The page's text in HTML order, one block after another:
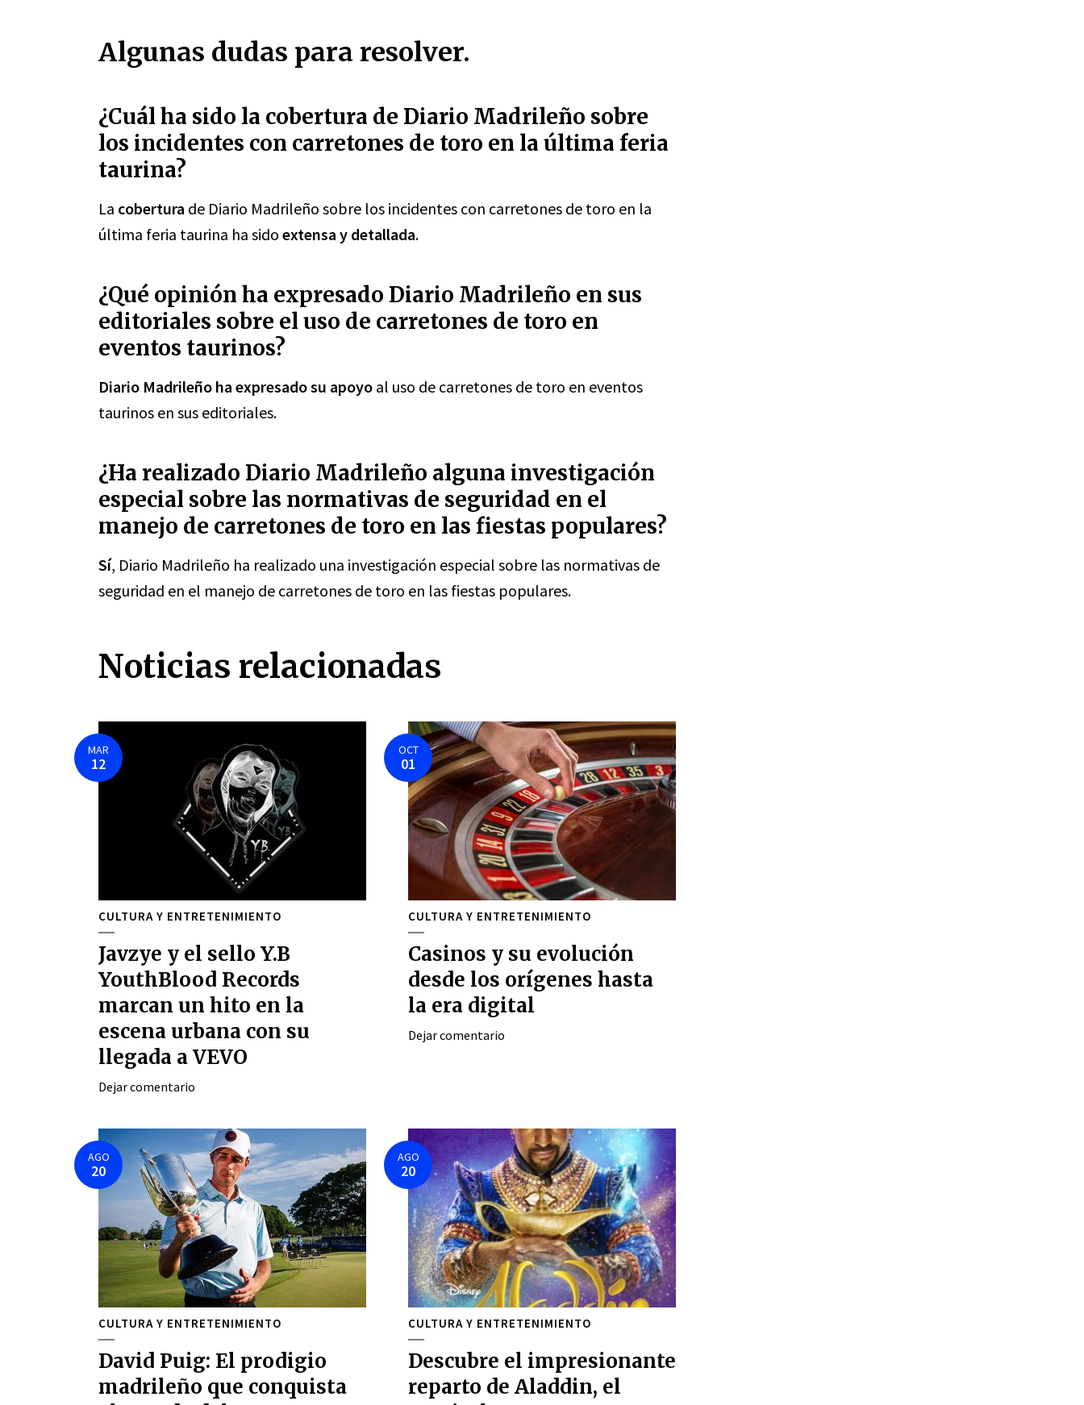
Algunas dudas para resolver.
¿Cuál ha sido la cobertura de Diario Madrileño sobre
los incidentes con carretones de toro en la última feria
taurina?
La cobertura de Diario Madrileño sobre los incidentes con carretones de toro en la
última feria taurina ha sido extensa y detallada.
¿Qué opinión ha expresado Diario Madrileño en sus
editoriales sobre el uso de carretones de toro en
eventos taurinos?
Diario Madrileño ha expresado su apoyo al uso de carretones de toro en eventos
taurinos en sus editoriales.
¿Ha realizado Diario Madrileño alguna investigación
especial sobre las normativas de seguridad en el
manejo de carretones de toro en las fiestas populares?
Sí, Diario Madrileño ha realizado una investigación especial sobre las normativas de
seguridad en el manejo de carretones de toro en las fiestas populares.
Noticias relacionadas
MAR
12
CULTURA Y ENTRETENIMIENTO
Javzye y el sello Y.B
YouthBlood Records
marcan un hito en la
escena urbana con su
llegada a VEVO
Dejar comentario
OCT
01
CULTURA Y ENTRETENIMIENTO
Casinos y su evolución
desde los orígenes hasta
la era digital
Dejar comentario
AGO
20
CULTURA Y ENTRETENIMIENTO
David Puig: El prodigio
madrileño que conquista
AGO
20
CULTURA Y ENTRETENIMIENTO
Descubre el impresionante
reparto de Aladdin, el